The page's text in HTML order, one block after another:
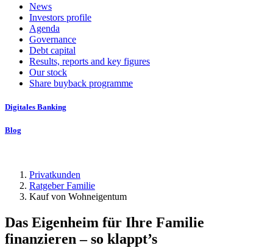
News
Investors profile
Agenda
Governance
Debt capital
Results, reports and key figures
Our stock
Share buyback programme
Digitales Banking
Blog
Privatkunden
Ratgeber Familie
Kauf von Wohneigentum
Das Eigenheim für Ihre Familie
finanzieren – so klappt’s